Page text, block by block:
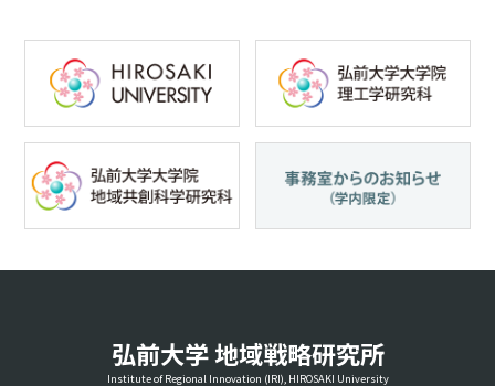
弘前大学 地域戦略研究所
Institute of Regional Innovation (IRI), HIROSAKI University